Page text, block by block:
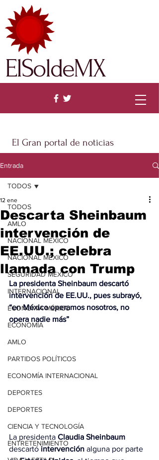
El Gran portal de noticias
ElSoldeMX
Entrada
TODOS
AMLO
NACIONAL MÉXICO
NACIONAL MÉXICO
SEGURIDAD MÉXICO
INTERNACIONAL
ECONOMÍA MÉXICO
ECONOMÍA
AMLO
PARTIDOS POLÍTICOS
ECONOMÍA INTERNACIONAL
DEPORTES
DEPORTES
CIENCIA Y TECNOLOGÍA
ENTRETENIMIENTO
TODOS
Descarta Sheinbaum
intervención de
EE.UU.; celebra
llamada con Trump
12 ene
La presidenta Sheinbaum descartó
intervención de EE.UU., pues subrayó,
“en México operamos nosotros, no
opera nadie más”
La presidenta Claudia Sheinbaum
descartó intervención alguna por parte